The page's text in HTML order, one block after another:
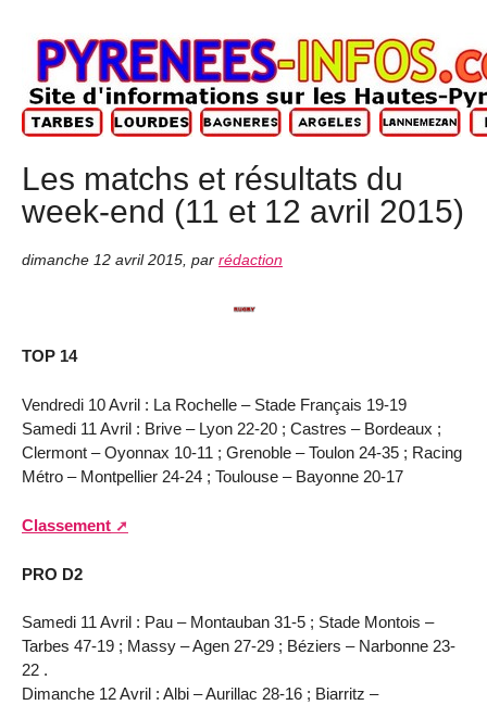
Les matchs et résultats du
week-end (11 et 12 avril 2015)
dimanche 12 avril 2015 par rédaction
TOP 14
Vendredi 10 Avril : La Rochelle – Stade Français 19-19
Samedi 11 Avril : Brive – Lyon 22-20 ; Castres – Bordeaux ;
Clermont – Oyonnax 10-11 ; Grenoble – Toulon 24-35 ; Racing
Métro – Montpellier 24-24 ; Toulouse – Bayonne 20-17
Classement
PRO D2
Samedi 11 Avril : Pau – Montauban 31-5 ; Stade Montois –
Tarbes 47-19 ; Massy – Agen 27-29 ; Béziers – Narbonne 23-
22 .
Dimanche 12 Avril : Albi – Aurillac 28-16 ; Biarritz –